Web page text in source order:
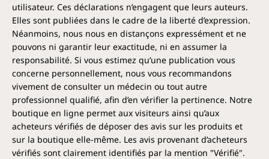
utilisateur. Ces déclarations n’engagent que leurs auteurs.
Elles sont publiées dans le cadre de la liberté d’expression.
Néanmoins, nous nous en distançons expressément et ne
pouvons ni garantir leur exactitude, ni en assumer la
responsabilité. Si vous estimez qu’une publication vous
concerne personnellement, nous vous recommandons
vivement de consulter un médecin ou tout autre
professionnel qualifié, afin d’en vérifier la pertinence. Notre
boutique en ligne permet aux visiteurs ainsi qu’aux
acheteurs vérifiés de déposer des avis sur les produits et
sur la boutique elle-même. Les avis provenant d’acheteurs
vérifiés sont clairement identifiés par la mention "Vérifié".